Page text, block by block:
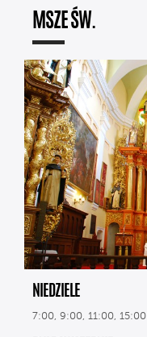
MSZE ŚW.
NIEDZIELE
7:00, 9:00, 11:00, 15:00